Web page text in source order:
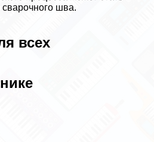
шва.
всех